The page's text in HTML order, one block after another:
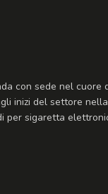
con sede nel cuore
inizi del settore
per sigaretta